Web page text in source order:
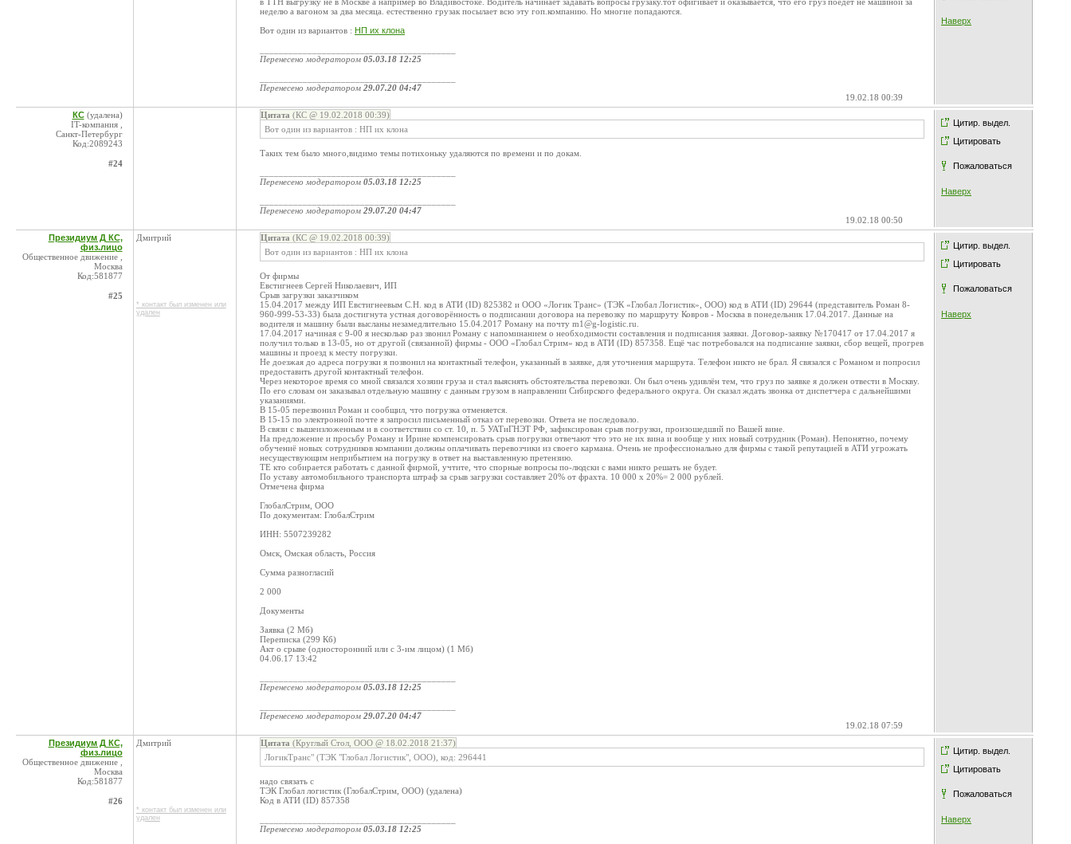
Наверх
неделю а вагоном за два месяца. естественно грузак посылает всю эту гоп.компанию. Но многие попадаются.
Вот один из вариантов : НП их клона
Перенесено модератором 05.03.18 12:25
Перенесено модератором 29.07.20 04:47
19.02.18 00:39
Цитир. выдел.
Цитировать
Пожаловаться
Наверх
КС (удалена)
IT-компания ,
Санкт-Петербург
Код:2089243
#24
Цитата (КС @ 19.02.2018 00:39)
Вот один из вариантов : НП их клона
Таких тем было много,видимо темы потихоньку удаляются по времени и по докам.
Перенесено модератором 05.03.18 12:25
Перенесено модератором 29.07.20 04:47
19.02.18 00:50
Цитир. выдел.
Цитировать
Пожаловаться
Наверх
Президиум Д КС,
физ.лицо
Общественное движение ,
Москва
Код:581877
#25
Дмитрий
* контакт был изменен или
удален
Цитата (КС @ 19.02.2018 00:39)
Вот один из вариантов : НП их клона
От фирмы
Евстигнеев Сергей Николаевич, ИП
Срыв загрузки заказчиком
15.04.2017 между ИП Евстигнеевым С.Н. код в АТИ (ID) 825382 и ООО «Логик Транс» (ТЭК «Глобал Логистик», ООО) код в АТИ (ID) 29644 (представитель Роман 8-
960-999-53-33) была достигнута устная договорённость о подписании договора на перевозку по маршруту Ковров - Москва в понедельник 17.04.2017. Данные на
водителя и машину были высланы незамедлительно 15.04.2017 Роману на почту m1@g-logistic.ru.
17.04.2017 начиная с 9-00 я несколько раз звонил Роману с напоминанием о необходимости составления и подписания заявки. Договор-заявку №170417 от 17.04.2017 я
получил только в 13-05, но от другой (связанной) фирмы - ООО «Глобал Стрим» код в АТИ (ID) 857358. Ещё час потребовался на подписание заявки, сбор вещей, прогрев
машины и проезд к месту погрузки.
Не доезжая до адреса погрузки я позвонил на контактный телефон, указанный в заявке, для уточнения маршрута. Телефон никто не брал. Я связался с Романом и попросил
предоставить другой контактный телефон.
Через некоторое время со мной связался хозяин груза и стал выяснять обстоятельства перевозки. Он был очень удивлён тем, что груз по заявке я должен отвести в Москву.
По его словам он заказывал отдельную машину с данным грузом в направлении Сибирского федерального округа. Он сказал ждать звонка от диспетчера с дальнейшими
указаниями.
В 15-05 перезвонил Роман и сообщил, что погрузка отменяется.
В 15-15 по электронной почте я запросил письменный отказ от перевозки. Ответа не последовало.
В связи с вышеизложенным и в соответствии со ст. 10, п. 5 УАТиГНЭТ РФ, зафиксирован срыв погрузки, произошедший по Вашей вине.
На предложение и просьбу Роману и Ирине компенсировать срыв погрузки отвечают что это не их вина и вообще у них новый сотрудник (Роман). Непонятно, почему
обучениё новых сотрудников компании должны оплачивать перевозчики из своего кармана. Очень не профессионально для фирмы с такой репутацией в АТИ угрожать
несуществующим неприбытием на погрузку в ответ на выставленную претензию.
ТЕ кто собирается работать с данной фирмой, учтите, что спорные вопросы по-людски с вами никто решать не будет.
По уставу автомобильного транспорта штраф за срыв загрузки составляет 20% от фрахта. 10 000 х 20%= 2 000 рублей.
Отмечена фирма
ГлобалСтрим, ООО
По документам: ГлобалСтрим
ИНН: 5507239282
Омск, Омская область, Россия
Сумма разногласий
2 000
Документы
Заявка (2 Мб)
Переписка (299 Кб)
Акт о срыве (односторонний или с 3-им лицом) (1 Мб)
04.06.17 13:42
Перенесено модератором 05.03.18 12:25
Перенесено модератором 29.07.20 04:47
19.02.18 07:59
Цитир. выдел.
Цитировать
Пожаловаться
Наверх
Президиум Д КС,
физ.лицо
Общественное движение ,
Москва
Код:581877
#26
Дмитрий
* контакт был изменен или
удален
Цитата (Круглый Стол, ООО @ 18.02.2018 21:37)
ЛогикТранс" (ТЭК "Глобал Логистик", ООО), код: 296441
надо связать с
ТЭК Глобал логистик (ГлобалСтрим, ООО) (удалена)
Код в АТИ (ID) 857358
Перенесено модератором 05.03.18 12:25